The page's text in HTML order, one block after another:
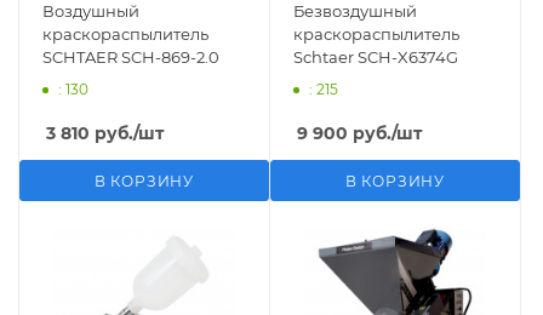
Воздушный
краскораспылитель
SCHTAER SCH-869-2.0
: 130
3 810 руб./шт
В КОРЗИНУ
Безвоздушный
краскораспылитель
Schtaer SCH-X6374G
: 215
9 900 руб./шт
В КОРЗИНУ